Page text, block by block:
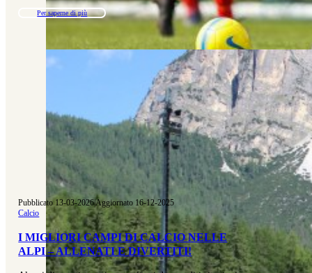
Per saperne di più
Pubblicato 13-03-2026|Aggiornato 16-12-2025
Calcio
I MIGLIORI CAMPI DI CALCIO NELLE
ALPI – ALLENATI E DIVERTITI!